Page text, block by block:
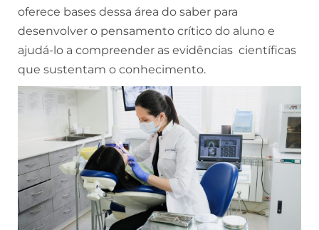
oferece bases dessa área do saber para
desenvolver o pensamento crítico do aluno e
ajudá-lo a compreender as evidências científicas
que sustentam o conhecimento.